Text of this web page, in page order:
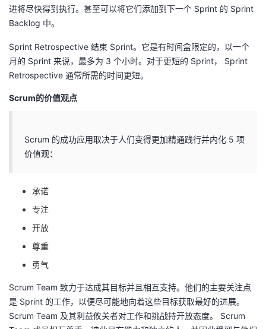
进将尽快得到执行。甚至可以将它们添加到下一个 Sprint 的 Sprint
Backlog 中。
Sprint Retrospective 结束 Sprint。它是有时间盒限定的，以一个
月的 Sprint 来说，最多为 3 个小时。对于更短的 Sprint， Sprint
Retrospective 通常所需的时间更短。
Scrum的价值观点
Scrum 的成功应用取决于人们变得更加精通践行并内化 5 项
价值观：
承诺
专注
开放
尊重
勇气
Scrum Team 致力于达成其目标并且相互支持。他们的主要关注点
是 Sprint 的工作，以便尽可能地向着这些目标获取最好的进展。
Scrum Team 及其利益攸关者对工作和挑战持开放态度。 Scrum